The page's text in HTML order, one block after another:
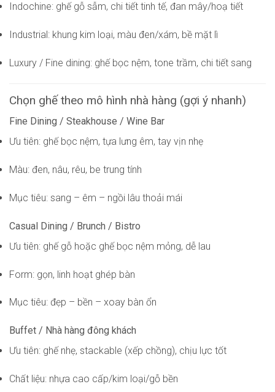
Indochine: ghế gỗ sẫm, chi tiết tinh tế, đan mây/hoạ tiết
Industrial: khung kim loại, màu đen/xám, bề mặt lì
Luxury / Fine dining: ghế bọc nệm, tone trầm, chi tiết sang
Chọn ghế theo mô hình nhà hàng (gợi ý nhanh)
Fine Dining / Steakhouse / Wine Bar
Ưu tiên: ghế bọc nệm, tựa lưng êm, tay vịn nhẹ
Màu: đen, nâu, rêu, be trung tính
Mục tiêu: sang – êm – ngồi lâu thoải mái
Casual Dining / Brunch / Bistro
Ưu tiên: ghế gỗ hoặc ghế bọc nệm mỏng, dễ lau
Form: gọn, linh hoạt ghép bàn
Mục tiêu: đẹp – bền – xoay bàn ổn
Buffet / Nhà hàng đông khách
Ưu tiên: ghế nhẹ, stackable (xếp chồng), chịu lực tốt
Chất liệu: nhựa cao cấp/kim loại/gỗ bền